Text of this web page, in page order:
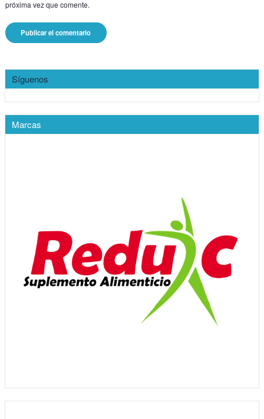
próxima vez que comente.
Síguenos
Marcas